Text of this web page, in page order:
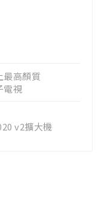
最高顏質
電視
v2擴大機